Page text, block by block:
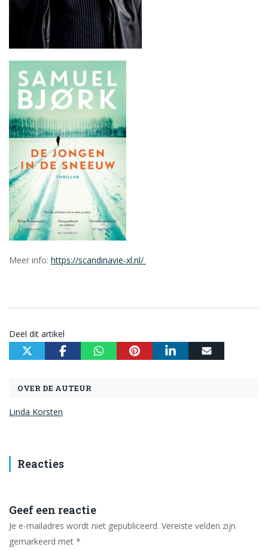
Meer info: https://scandinavie-xl.nl/
Deel dit artikel
OVER DE AUTEUR
Linda Korsten
Reacties
Geef een reactie
Je e-mailadres wordt niet gepubliceerd. Vereiste velden zijn
gemarkeerd met *